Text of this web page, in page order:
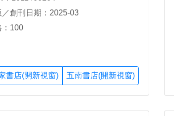
／創刊日期：2025-03
：100
書店(開新視窗) 五南書店(開新視窗)